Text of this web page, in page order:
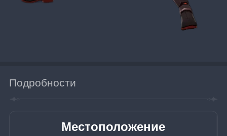
Подробности
Местоположение